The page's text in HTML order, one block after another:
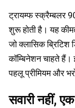
ट्रायम्फ स्क्रैम्बलर
शुरू होती है। यह
जो क्लासिक ब्रिटिश
कॉम्बिनेशन चाहते
पहलू प्रीमियम और
सवारी नहीं,